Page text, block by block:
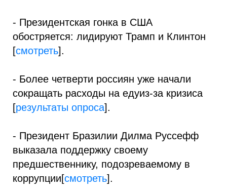
- Президентская гонка в США
обостряется: лидируют Трамп и Клинтон
[смотреть].
- Более четверти россиян уже начали
сокращать расходы на едуиз-за кризиса
[результаты опроса].
- Президент Бразилии Дилма Руссефф
выказала поддержку своему
предшественнику, подозреваемому в
коррупции[смотреть].